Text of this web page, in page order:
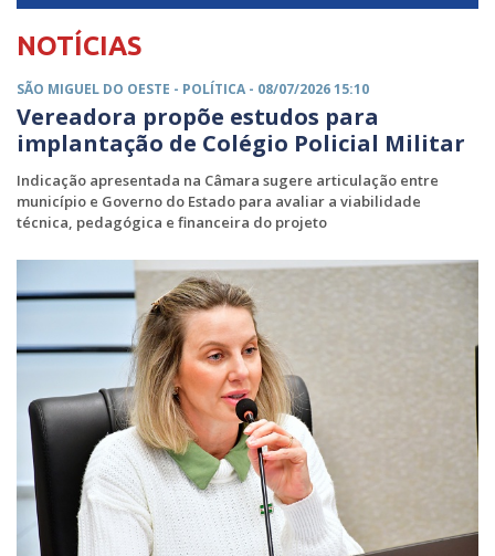
NOTÍCIAS
SÃO MIGUEL DO OESTE - POLÍTICA - 08/07/2026 15:10
Vereadora propõe estudos para
implantação de Colégio Policial Militar
Indicação apresentada na Câmara sugere articulação entre
município e Governo do Estado para avaliar a viabilidade
técnica, pedagógica e financeira do projeto